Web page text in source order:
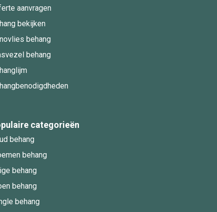
aanvragen
bekijken
behang
behang
categorieën
behang
behang
behang
behang
behang